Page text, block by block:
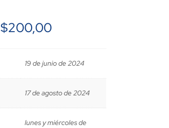
$200,00
19 de junio de 2024
17 de agosto de 2024
lunes y miércoles de